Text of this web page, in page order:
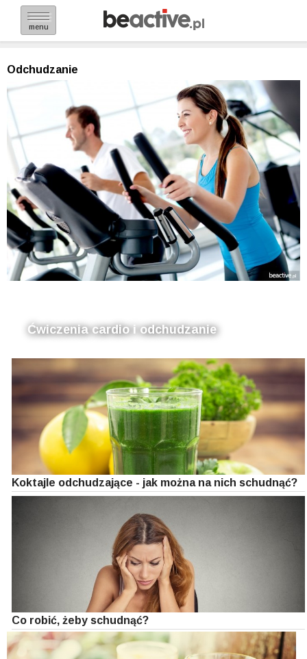
menu
Odchudzanie
Ćwiczenia cardio i odchudzanie
Koktajle odchudzające - jak można na nich schudnąć?
Co robić, żeby schudnąć?